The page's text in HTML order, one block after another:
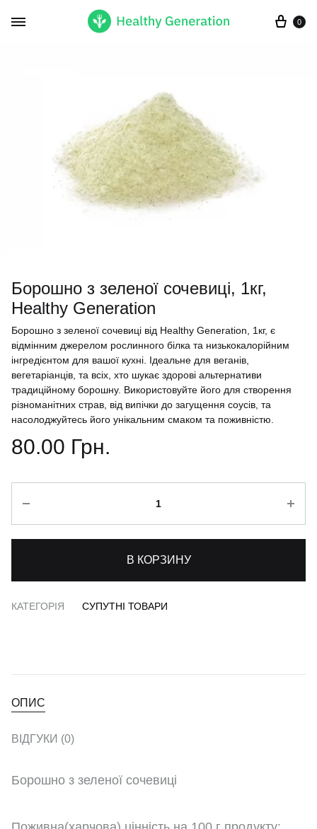
0
Борошно з зеленої сочевиці, 1кг,
Healthy Generation
Борошно з зеленої сочевиці від Healthy Generation, 1кг, є
відмінним джерелом рослинного білка та низькокалорійним
інгредієнтом для вашої кухні. Ідеальне для веганів,
вегетаріанців, та всіх, хто шукає здорові альтернативи
традиційному борошну. Використовуйте його для створення
різноманітних страв, від випічки до загущення соусів, та
насолоджуйтесь його унікальним смаком та поживністю.
80.00 Грн.
В КОРЗИНУ
КАТЕГОРІЯ СУПУТНІ ТОВАРИ
ОПИС
ВІДГУКИ (0)
Борошно з зеленої сочевиці